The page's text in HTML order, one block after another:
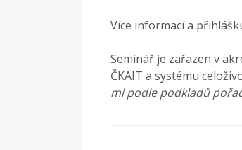
Více informací a
Seminář je zařazen v
ČKAIT a systému
mi podle podkladů